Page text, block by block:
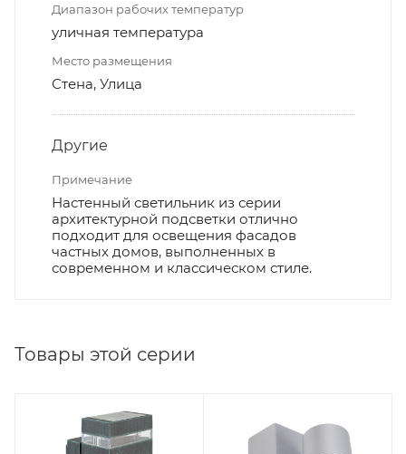
Диапазон рабочих температур
уличная температура
Место размещения
Стена, Улица
Другие
Примечание
Настенный светильник из серии
архитектурной подсветки отлично
подходит для освещения фасадов
частных домов, выполненных в
современном и классическом стиле.
Товары этой серии